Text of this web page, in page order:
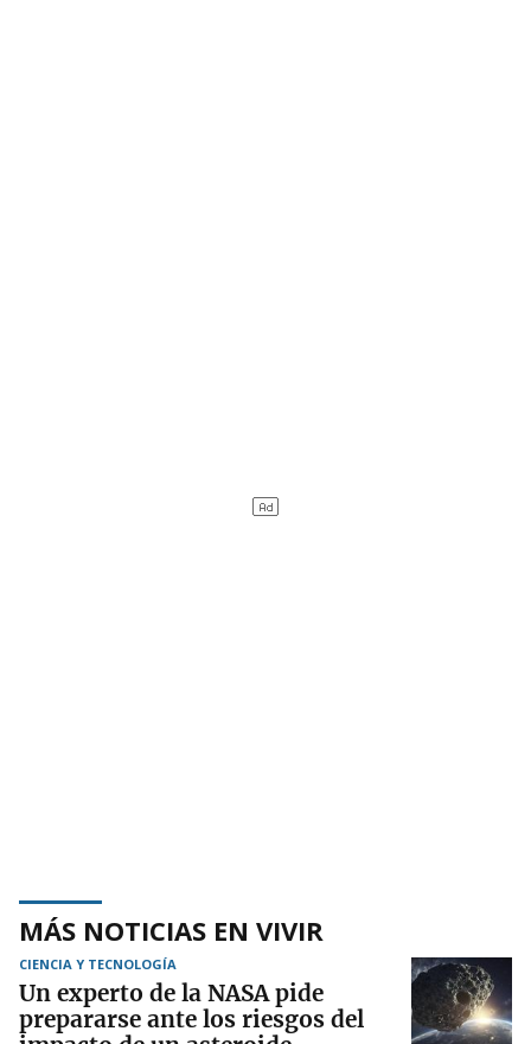
MÁS NOTICIAS EN VIVIR
CIENCIA Y TECNOLOGÍA
Un experto de la NASA pide
prepararse ante los riesgos del